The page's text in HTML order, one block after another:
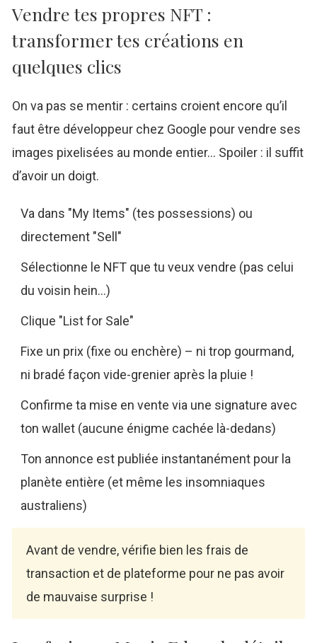
Vendre tes propres NFT :
transformer tes créations en
quelques clics
On va pas se mentir : certains croient encore qu’il
faut être développeur chez Google pour vendre ses
images pixelisées au monde entier… Spoiler : il suffit
d’avoir un doigt.
Va dans "My Items" (tes possessions) ou
directement "Sell"
Sélectionne le NFT que tu veux vendre (pas celui
du voisin hein…)
Clique "List for Sale"
Fixe un prix (fixe ou enchère) – ni trop gourmand,
ni bradé façon vide-grenier après la pluie !
Confirme ta mise en vente via une signature avec
ton wallet (aucune énigme cachée là-dedans)
Ton annonce est publiée instantanément pour la
planète entière (et même les insomniaques
australiens)
Avant de vendre, vérifie bien les frais de
transaction et de plateforme pour ne pas avoir
de mauvaise surprise !